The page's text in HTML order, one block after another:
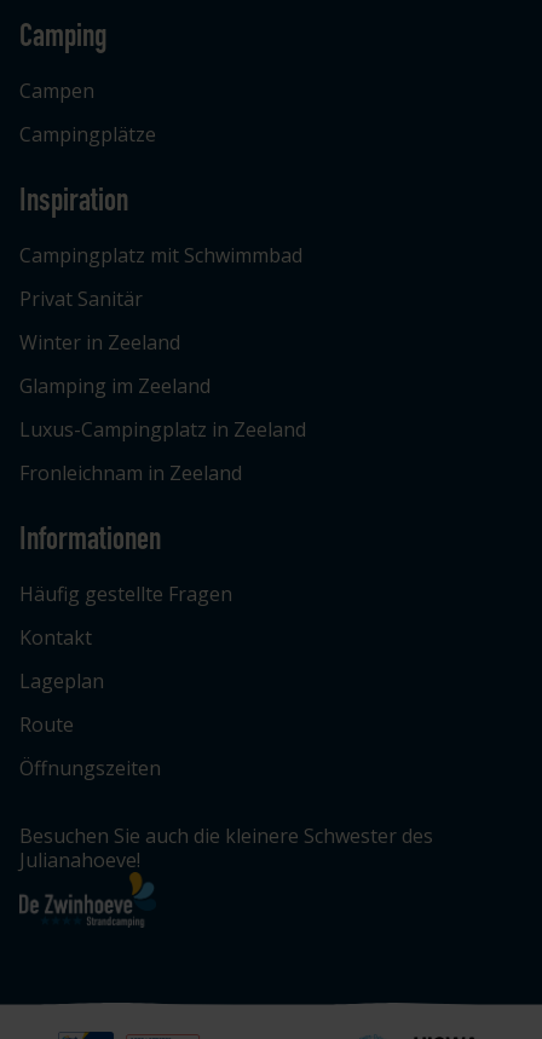
Camping
Campen
Campingplätze
Inspiration
Campingplatz mit Schwimmbad
Privat Sanitär
Winter in Zeeland
Glamping im Zeeland
Luxus-Campingplatz in Zeeland
Fronleichnam in Zeeland
Informationen
Häufig gestellte Fragen
Kontakt
Lageplan
Route
Öffnungszeiten
Besuchen Sie auch die kleinere Schwester des
Julianahoeve!